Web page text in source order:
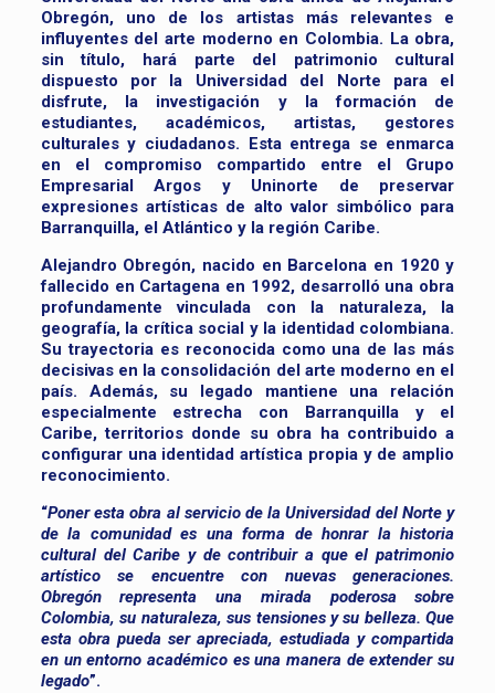
Obregón, uno de los artistas más relevantes e
influyentes del arte moderno en Colombia. La obra,
sin título, hará parte del patrimonio cultural
dispuesto por la Universidad del Norte para el
disfrute, la investigación y la formación de
estudiantes, académicos, artistas, gestores
culturales y ciudadanos. Esta entrega se enmarca
en el compromiso compartido entre el Grupo
Empresarial Argos y Uninorte de preservar
expresiones artísticas de alto valor simbólico para
Barranquilla, el Atlántico y la región Caribe.
Alejandro Obregón, nacido en Barcelona en 1920 y
fallecido en Cartagena en 1992, desarrolló una obra
profundamente vinculada con la naturaleza, la
geografía, la crítica social y la identidad colombiana.
Su trayectoria es reconocida como una de las más
decisivas en la consolidación del arte moderno en el
país. Además, su legado mantiene una relación
especialmente estrecha con Barranquilla y el
Caribe, territorios donde su obra ha contribuido a
configurar una identidad artística propia y de amplio
reconocimiento.
“Poner esta obra al servicio de la Universidad del Norte y
de la comunidad es una forma de honrar la historia
cultural del Caribe y de contribuir a que el patrimonio
artístico se encuentre con nuevas generaciones.
Obregón representa una mirada poderosa sobre
Colombia, su naturaleza, sus tensiones y su belleza. Que
esta obra pueda ser apreciada, estudiada y compartida
en un entorno académico es una manera de extender su
legado”.